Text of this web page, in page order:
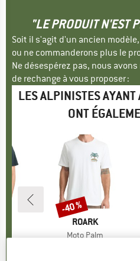
"LE PRODUIT N'EST
Soit il s'agit d'un ancien
ou ne commanderons plus le
Ne désespérez pas, nous
de rechange à vous proposer :
LES ALPINISTES
ONT
MARQUE
ROARK
Article
Moto Palm
Remise
-40 %